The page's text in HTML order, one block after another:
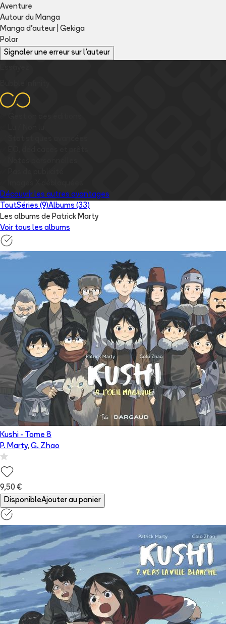
Aventure
Autour du Manga
Manga d'auteur | Gekiga
Polar
Signaler une erreur sur l'auteur
Découvrir les autres avantages
ToutSéries (9)Albums (33)
Les albums de Patrick Marty
Voir tous les albums
Kushi - Tome 8
P. Marty, G. Zhao
9,50 €
DisponibleAjouter au panier